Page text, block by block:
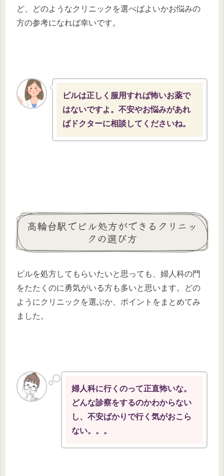
ど、どのようなクリニックを選べばよいかお悩みの
方の参考になれば幸いです。
ピルは正しく服用すれば怖いお薬で
はないですよ。不安やお悩みがあれ
ばドクターに相談してくださいね。
高輪台駅でピル処方ができるクリニッ
クの選び方
ピルを処方してもらいたいと思っても、婦人科の門
をたたくのに勇気がいる方も多いと思います。どの
ようにクリニックを選ぶか、ポイントをまとめてみ
ました。
婦人科に行くのって正直怖いな。
どんな診察をするのかわからない
し、不安ばかりで行く気がおこら
ない。。。